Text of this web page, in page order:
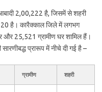
2,00,222 है, जिसमें से शहरी
है। कारैक्काल जिले में लगभग
और 25,521 ग्रामीण घर शामिल हैं।
प्रारूप में नीचे दी गई है –
ग्रामीण शहरी